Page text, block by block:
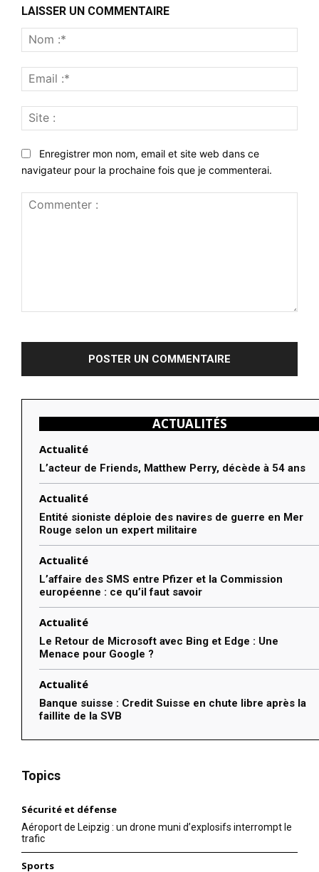
LAISSER UN COMMENTAIRE
:*
:*
:
Enregistrer mon nom, email et site web dans ce
navigateur pour la prochaine fois que je commenterai.
ACTUALITÉS
Actualité
L’acteur de Friends, Matthew Perry, décède à 54 ans
Actualité
Entité sioniste déploie des navires de guerre en Mer
Rouge selon un expert militaire
Actualité
L’affaire des SMS entre Pfizer et la Commission
européenne : ce qu’il faut savoir
Actualité
Le Retour de Microsoft avec Bing et Edge : Une
Menace pour Google ?
Actualité
Banque suisse : Credit Suisse en chute libre après la
faillite de la SVB
Topics
Sécurité et défense
Aéroport de Leipzig : un drone muni d’explosifs interrompt le
trafic
Sports